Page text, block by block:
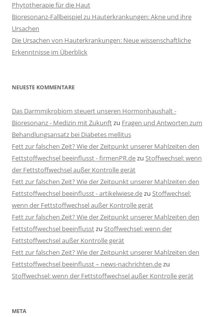
Phytotherapie für die Haut
Bioresonanz-Fallbeispiel zu Hauterkrankungen: Akne und ihre
Ursachen
Die Ursachen von Hauterkrankungen: Neue wissenschaftliche
Erkenntnisse im Überblick
NEUESTE KOMMENTARE
Das Darmmikrobiom steuert unseren Hormonhaushalt -
Bioresonanz - Medizin mit Zukunftzu Fragen und Antworten zum
Behandlungsansatz bei Diabetes mellitus
Fett zur falschen Zeit? Wie der Zeitpunkt unserer Mahlzeiten den
Fettstoffwechsel beeinflusst - firmenPR.dezu Stoffwechsel: wenn
der Fettstoffwechsel außer Kontrolle gerät
Fett zur falschen Zeit? Wie der Zeitpunkt unserer Mahlzeiten den
Fettstoffwechsel beeinflusst - artikelwiese.dezu Stoffwechsel:
wenn der Fettstoffwechsel außer Kontrolle gerät
Fett zur falschen Zeit? Wie der Zeitpunkt unserer Mahlzeiten den
Fettstoffwechsel beeinflusstzu Stoffwechsel: wenn der
Fettstoffwechsel außer Kontrolle gerät
Fett zur falschen Zeit? Wie der Zeitpunkt unserer Mahlzeiten den
Fettstoffwechsel beeinflusst – news-nachrichten.dezu
Stoffwechsel: wenn der Fettstoffwechsel außer Kontrolle gerät
META